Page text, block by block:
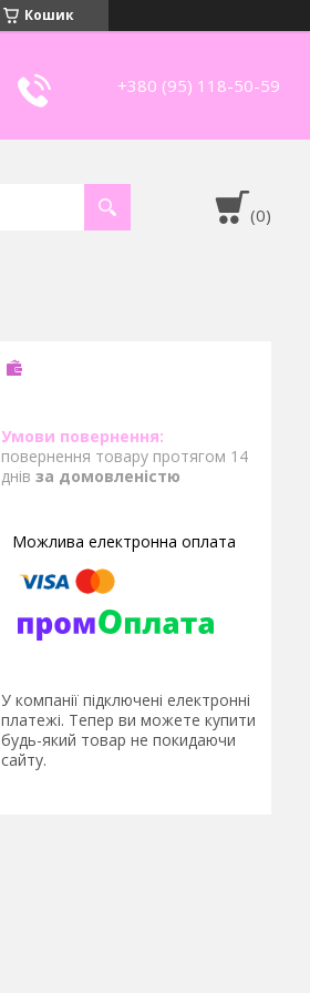
Кошик
+380 (95) 118-50-59
повернення товару протягом 14
днів за домовленістю
У компанії підключені електронні
платежі. Тепер ви можете купити
будь-який товар не покидаючи
сайту.